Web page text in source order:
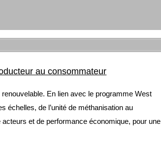
au consommateur
En lien avec le programme West
échelles, de l’unité de méthanisation au
et de performance économique, pour une